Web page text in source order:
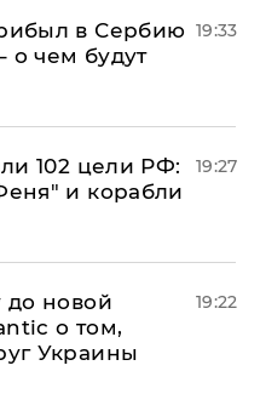
в Сербию
о чем будут
19:33
102 цели РФ:
и корабли
19:27
до новой
о том,
Украины
19:22